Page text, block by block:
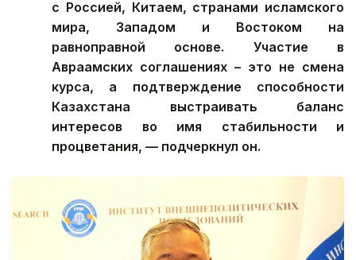
с Россией, Китаем, странами исламского
мира, Западом и Востоком на
равноправной основе. Участие в
Авраамских соглашениях – это не смена
курса, а подтверждение способности
Казахстана выстраивать баланс
интересов во имя стабильности и
процветания, — подчеркнул он.